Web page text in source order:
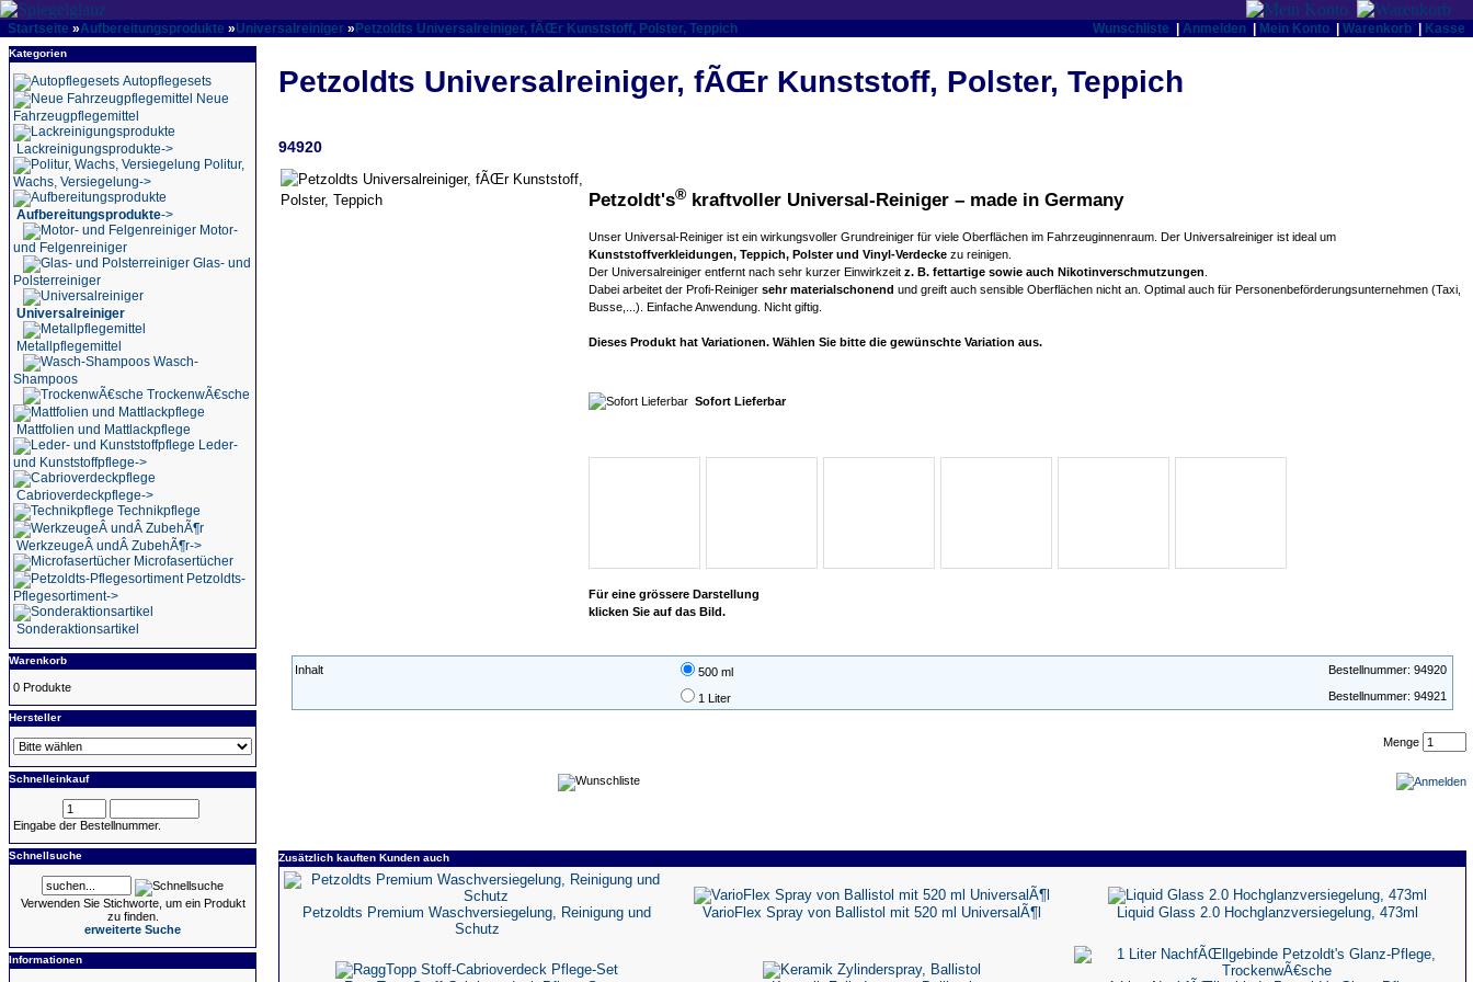
Startseite »Aufbereitungsprodukte »Universalreiniger » Petzoldts Universalreiniger, fÃŒr Kunststoff, Polster, Teppich Wunschliste Anmelden Mein Konto Warenkorb Kasse
Kategorien
Autopflegesets
Neue
Fahrzeugpflegemittel
Lackreinigungsprodukte->
Politur,
Wachs, Versiegelung->
Aufbereitungsprodukte->
Motor-
und Felgenreiniger
Glas- und
Polsterreiniger
Universalreiniger
Metallpflegemittel
Wasch-
Shampoos
TrockenwÃ€sche
Mattfolien und Mattlackpflege
Leder-
und Kunststoffpflege->
Cabrioverdeckpflege->
Technikpflege
WerkzeugeÂ undÂ ZubehÃ¶r->
Microfasertücher
Petzoldts-
Pflegesortiment->
Sonderaktionsartikel
Warenkorb
0 Produkte
Hersteller
Schnelleinkauf
Eingabe der Bestellnummer.
Schnellsuche
Verwenden Sie Stichworte, um ein Produkt
zu finden.
erweiterte Suche
Informationen
Petzoldts Universalreiniger, fÃŒr Kunststoff, Polster, Teppich
94920
Petzoldt's® kraftvoller Universal-Reiniger – made in Germany
Unser Universal-Reiniger ist ein wirkungsvoller Grundreiniger für viele Oberflächen im Fahrzeuginnenraum. Der Universalreiniger ist ideal um
Kunststoffverkleidungen, Teppich, Polster und Vinyl-Verdecke zu reinigen.
Der Universalreiniger entfernt nach sehr kurzer Einwirkzeit z. B. fettartige sowie auch Nikotinverschmutzungen
Dabei arbeitet der Profi-Reiniger sehr materialschonend und greift auch sensible Oberflächen nicht an. Optimal auch für Personenbeförderungsunternehmen (Taxi,
Busse,...). Einfache Anwendung. Nicht giftig.
Dieses Produkt hat Variationen. Wählen Sie bitte die gewünschte Variation aus.
Sofort Lieferbar
Für eine grössere Darstellung
klicken Sie auf das Bild.
Inhalt 500 ml Bestellnummer: 94920
1 Liter Bestellnummer: 94921
Menge
Zusätzlich kauften Kunden auch
Petzoldts Premium Waschversiegelung, Reinigung und
Schutz
VarioFlex Spray von Ballistol mit 520 ml UniversalÃ¶l Liquid Glass 2.0 Hochglanzversiegelung, 473ml